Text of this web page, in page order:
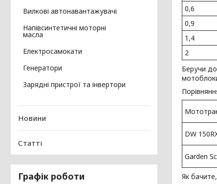
0,6
0,9
1,4
2
Беручи
DW
Garden
Як
Вилкові автонавантажувачі
Напівсинтетичні моторні
масла
Електросамокати
Генератори
Зарядні пристрої та інвертори
Новини
Статті
Графік роботи